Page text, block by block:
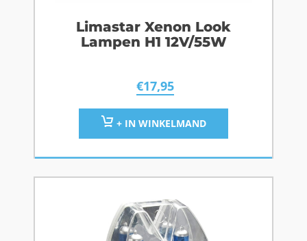
Limastar Xenon Look
Lampen H1 12V/55W
€17,95
+ IN WINKELMAND